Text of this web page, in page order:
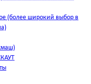
(более широкий выбор в